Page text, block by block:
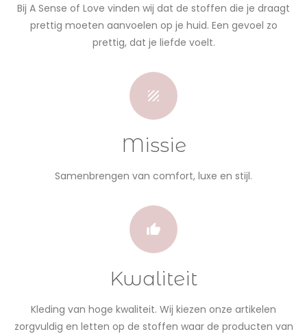
Bij A Sense of Love vinden wij dat de stoffen die je draagt
prettig moeten aanvoelen op je huid. Een gevoel zo
prettig, dat je liefde voelt.
Missie
Samenbrengen van comfort, luxe en stijl.
Kwaliteit
Kleding van hoge kwaliteit. Wij kiezen onze artikelen
zorgvuldig en letten op de stoffen waar de producten van